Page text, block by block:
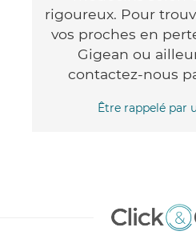
rigoureux. Pour
vos proches en
Gigean ou
contactez-nous
Être rappelé par